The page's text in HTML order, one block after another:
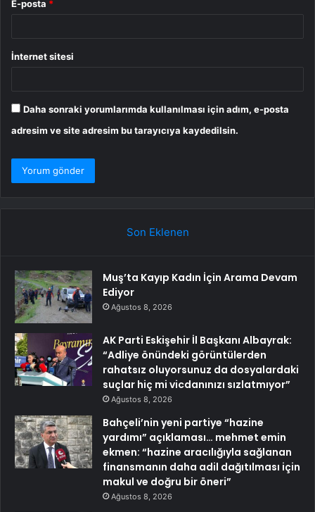
E-posta *
İnternet sitesi
Daha sonraki yorumlarımda kullanılması için adım, e-posta
adresim ve site adresim bu tarayıcıya kaydedilsin.
Son Eklenen
Muş’ta Kayıp Kadın İçin Arama Devam
Ediyor
Ağustos 8, 2026
AK Parti Eskişehir İl Başkanı Albayrak:
“Adliye önündeki görüntülerden
rahatsız oluyorsunuz da dosyalardaki
suçlar hiç mi vicdanınızı sızlatmıyor”
Ağustos 8, 2026
Bahçeli’nin yeni partiye “hazine
yardımı” açıklaması… mehmet emin
ekmen: “hazine aracılığıyla sağlanan
finansmanın daha adil dağıtılması için
makul ve doğru bir öneri”
Ağustos 8, 2026